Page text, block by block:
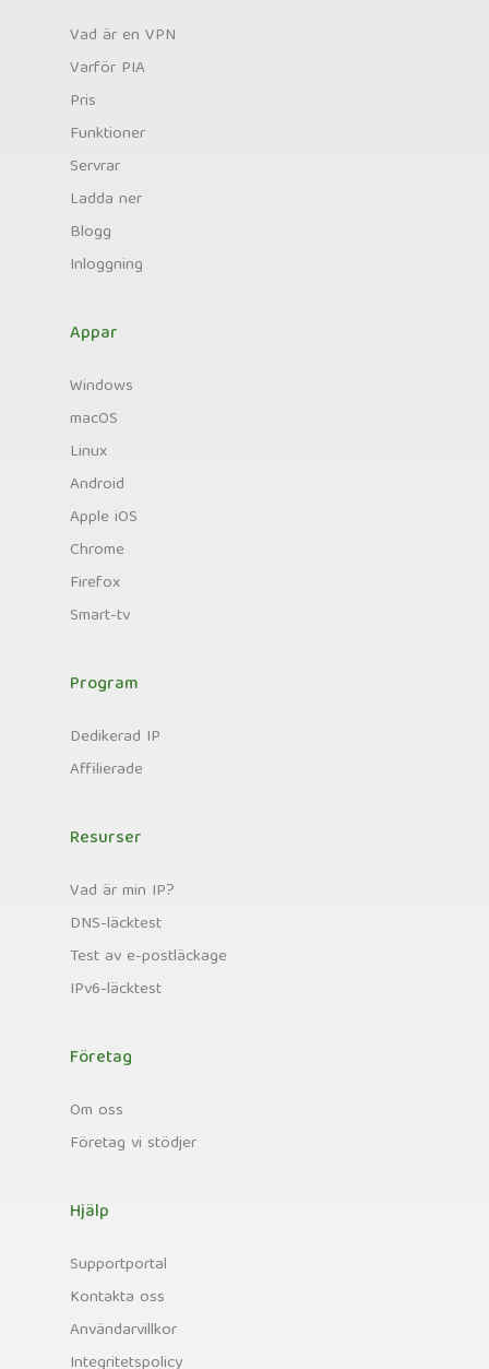
Vad är en VPN
Varför PIA
Pris
Funktioner
Servrar
Ladda ner
Blogg
Inloggning
Appar
Windows
macOS
Linux
Android
Apple iOS
Chrome
Firefox
Smart-tv
Program
Dedikerad IP
Affilierade
Resurser
Vad är min IP?
DNS-läcktest
Test av e-postläckage
IPv6-läcktest
Företag
Om oss
Företag vi stödjer
Hjälp
Supportportal
Kontakta oss
Användarvillkor
Integritetspolicy